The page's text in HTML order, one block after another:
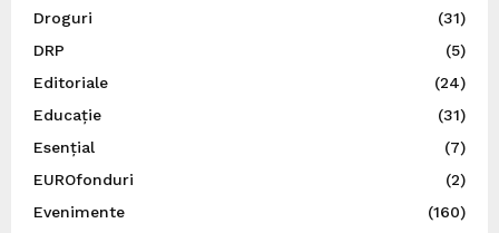
Droguri
(31)
DRP
(5)
Editoriale
(24)
Educație
(31)
Esențial
(7)
EUROfonduri
(2)
Evenimente
(160)